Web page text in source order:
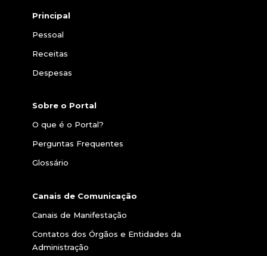
Principal
Pessoal
Receitas
Despesas
Sobre o Portal
O que é o Portal?
Perguntas Frequentes
Glossário
Canais de Comunicação
Canais de Manifestação
Contatos dos Órgãos e Entidades da
Administração